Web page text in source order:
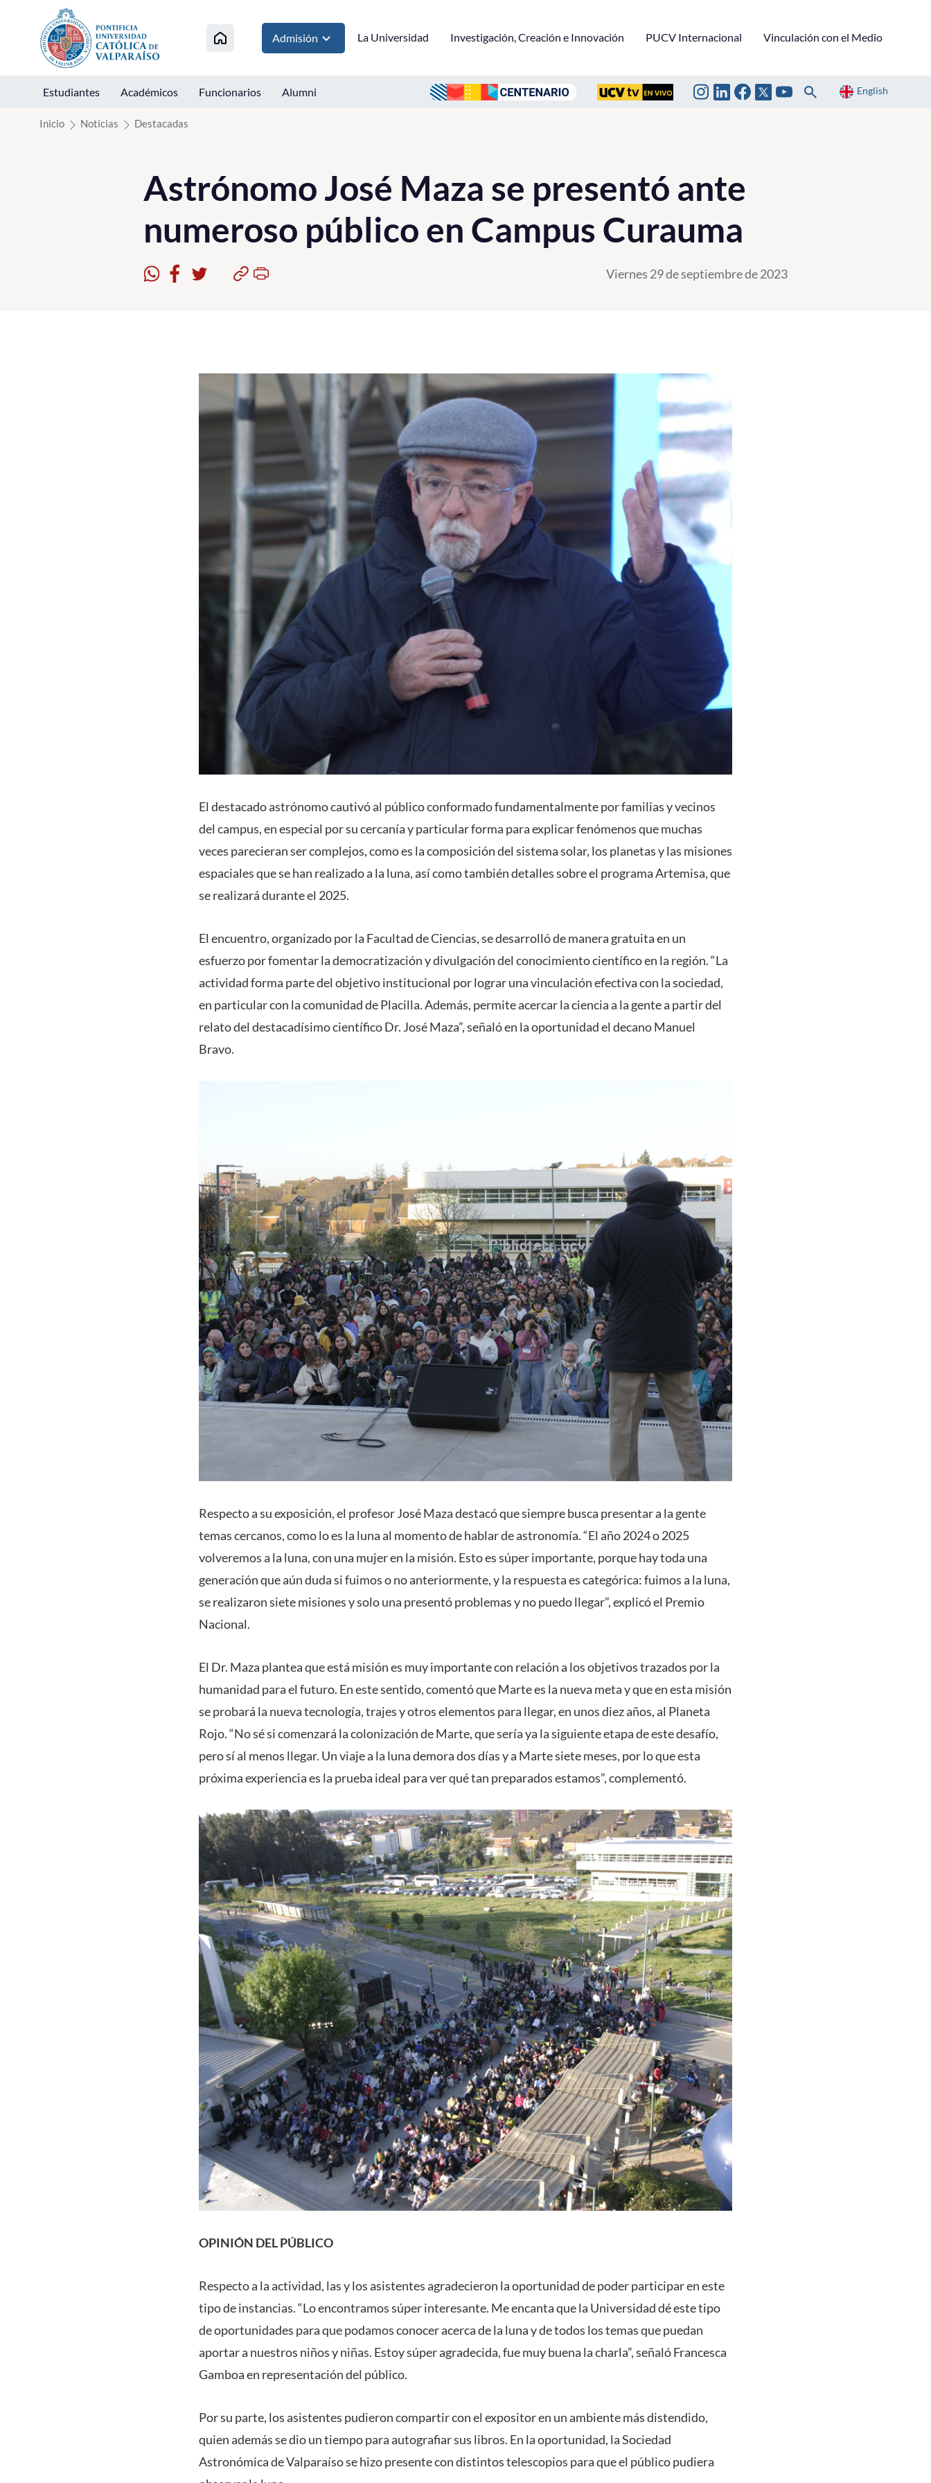
Click acá para ir directamente al contenido
Admisión La Universidad Investigación, Creación e Innovación PUCV Internacional Vinculación con el Medio
Estudiantes Académicos Funcionarios Alumni English
Inicio Noticias Destacadas
Astrónomo José Maza se presentó ante
numeroso público en Campus Curauma
Viernes 29 de septiembre de 2023
El destacado astrónomo cautivó al público conformado fundamentalmente por familias y vecinos
del campus, en especial por su cercanía y particular forma para explicar fenómenos que muchas
veces parecieran ser complejos, como es la composición del sistema solar, los planetas y las misiones
espaciales que se han realizado a la luna, así como también detalles sobre el programa Artemisa, que
se realizará durante el 2025.
El encuentro, organizado por la Facultad de Ciencias, se desarrolló de manera gratuita en un
esfuerzo por fomentar la democratización y divulgación del conocimiento científico en la región. “La
actividad forma parte del objetivo institucional por lograr una vinculación efectiva con la sociedad,
en particular con la comunidad de Placilla. Además, permite acercar la ciencia a la gente a partir del
relato del destacadísimo científico Dr. José Maza”, señaló en la oportunidad el decano Manuel
Bravo.
Respecto a su exposición, el profesor José Maza destacó que siempre busca presentar a la gente
temas cercanos, como lo es la luna al momento de hablar de astronomía. “El año 2024 o 2025
volveremos a la luna, con una mujer en la misión. Esto es súper importante, porque hay toda una
generación que aún duda si fuimos o no anteriormente, y la respuesta es categórica: fuimos a la luna,
se realizaron siete misiones y solo una presentó problemas y no puedo llegar”, explicó el Premio
Nacional.
El Dr. Maza plantea que está misión es muy importante con relación a los objetivos trazados por la
humanidad para el futuro. En este sentido, comentó que Marte es la nueva meta y que en esta misión
se probará la nueva tecnología, trajes y otros elementos para llegar, en unos diez años, al Planeta
Rojo. “No sé si comenzará la colonización de Marte, que sería ya la siguiente etapa de este desafío,
pero sí al menos llegar. Un viaje a la luna demora dos días y a Marte siete meses, por lo que esta
próxima experiencia es la prueba ideal para ver qué tan preparados estamos”, complementó.
OPINIÓN DEL PÚBLICO
Respecto a la actividad, las y los asistentes agradecieron la oportunidad de poder participar en este
tipo de instancias. “Lo encontramos súper interesante. Me encanta que la Universidad dé este tipo
de oportunidades para que podamos conocer acerca de la luna y de todos los temas que puedan
aportar a nuestros niños y niñas. Estoy súper agradecida, fue muy buena la charla”, señaló Francesca
Gamboa en representación del público.
Por su parte, los asistentes pudieron compartir con el expositor en un ambiente más distendido,
quien además se dio un tiempo para autografiar sus libros. En la oportunidad, la Sociedad
Astronómica de Valparaíso se hizo presente con distintos telescopios para que el público pudiera